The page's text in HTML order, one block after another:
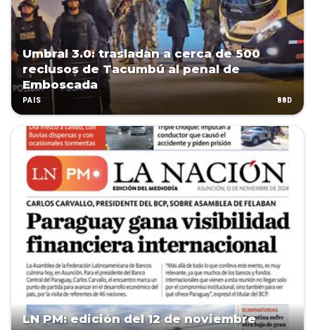
Umbral 3.0: trasladan a cerca de 500
reclusos de Tacumbú al penal de
Emboscada
PAÍS 88D
LN PM: edición del 12 de noviembre